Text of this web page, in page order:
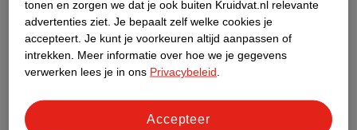
tonen en zorgen we dat je ook buiten Kruidvat.nl relevante
advertenties ziet. Je bepaalt zelf welke cookies je
accepteert. Je kunt je voorkeuren altijd aanpassen of
intrekken.
Meer informatie over hoe we je gegevens
verwerken lees je in ons Privacybeleid
Accepteer